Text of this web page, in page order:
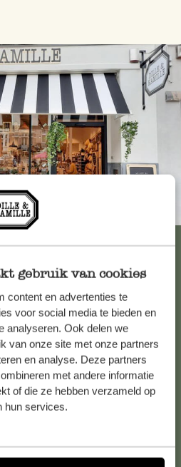
gebruik van cookies
content en advertenties te
voor social media te bieden en
analyseren. Ook delen we
van onze site met onze partners
en analyse. Deze partners
met andere informatie
of die ze hebben verzameld op
hun services.
Nähe
Hilfe
Tipps und Hilfe brauchen, wenden
Oder lesen Sie hier
Fragen.